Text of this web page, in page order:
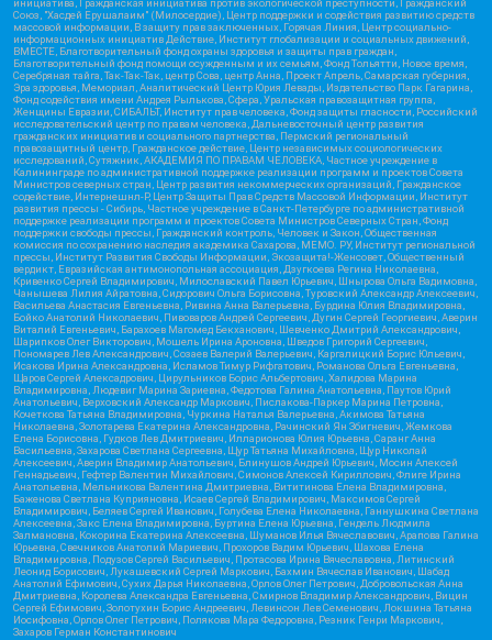
инициатива, Гражданская инициатива против экологической преступности, Гражданский
Союз, "Хасдей Ерушалаим" (Милосердие), Центр поддержки и содействия развитию средств
массовой информации, В защиту прав заключенных, Горячая Линия, Центр социально-
информационных инициатив Действие, Институт глобализации и социальных движений,
ВМЕСТЕ, Благотворительный фонд охраны здоровья и защиты прав граждан,
Благотворительный фонд помощи осужденным и их семьям, Фонд Тольятти, Новое время,
Серебряная тайга, Так-Так-Так, центр Сова, центр Анна, Проект Апрель, Самарская губерния,
Эра здоровья, Мемориал, Аналитический Центр Юрия Левады, Издательство Парк Гагарина,
Фонд содействия имени Андрея Рылькова, Сфера, Уральская правозащитная группа,
Женщины Евразии, СИБАЛЬТ, Институт прав человека, Фонд защиты гласности, Российский
исследовательский центр по правам человека, Дальневосточный центр развития
гражданских инициатив и социального партнерства, Пермский региональный
правозащитный центр, Гражданское действие, Центр независимых социологических
исследований, Сутяжник, АКАДЕМИЯ ПО ПРАВАМ ЧЕЛОВЕКА, Частное учреждение в
Калининграде по административной поддержке реализации программ и проектов Совета
Министров северных стран, Центр развития некоммерческих организаций, Гражданское
содействие, Интернешнл-Р, Центр Защиты Прав Средств Массовой Информации, Институт
развития прессы - Сибирь, Частное учреждение в Санкт-Петербурге по административной
поддержке реализации программ и проектов Совета Министров Северных Стран, Фонд
поддержки свободы прессы, Гражданский контроль, Человек и Закон, Общественная
комиссия по сохранению наследия академика Сахарова, МЕМО. РУ, Институт региональной
прессы, Институт Развития Свободы Информации, Экозащита!-Женсовет, Общественный
вердикт, Евразийская антимонопольная ассоциация, Дзугкоева Регина Николаевна,
Кривенко Сергей Владимирович, Милославский Павел Юрьевич, Шнырова Ольга Вадимовна,
Чанышева Лилия Айратовна, Сидорович Ольга Борисовна, Туровский Александр Алексеевич,
Васильева Анастасия Евгеньевна, Ривина Анна Валерьевна, Бурдина Юлия Владимировна,
Бойко Анатолий Николаевич, Пивоваров Андрей Сергеевич, Дугин Сергей Георгиевич, Аверин
Виталий Евгеньевич, Барахоев Магомед Бекханович, Шевченко Дмитрий Александрович,
Шарипков Олег Викторович, Мошель Ирина Ароновна, Шведов Григорий Сергеевич,
Пономарев Лев Александрович, Созаев Валерий Валерьевич, Каргалицкий Борис Юльевич,
Исакова Ирина Александровна, Исламов Тимур Рифгатович, Романова Ольга Евгеньевна,
Щаров Сергей Алексадрович, Цирульников Борис Альбертович, Халидова Марина
Владимировна, Людевиг Марина Зариевна, Федотова Галина Анатольевна, Паутов Юрий
Анатольевич, Верховский Александр Маркович, Пислакова-Паркер Марина Петровна,
Кочеткова Татьяна Владимировна, Чуркина Наталья Валерьевна, Акимова Татьяна
Николаевна, Золотарева Екатерина Александровна, Рачинский Ян Збигневич, Жемкова
Елена Борисовна, Гудков Лев Дмитриевич, Илларионова Юлия Юрьевна, Саранг Анна
Васильевна, Захарова Светлана Сергеевна, Щур Татьяна Михайловна, Щур Николай
Алексеевич, Аверин Владимир Анатольевич, Блинушов Андрей Юрьевич, Мосин Алексей
Геннадьевич, Гефтер Валентин Михайлович, Симонов Алексей Кириллович, Флиге Ирина
Анатольевна, Мельникова Валентина Дмитриевна, Вититинова Елена Владимировна,
Баженова Светлана Куприяновна, Исаев Сергей Владимирович, Максимов Сергей
Владимирович, Беляев Сергей Иванович, Голубева Елена Николаевна, Ганнушкина Светлана
Алексеевна, Закс Елена Владимировна, Буртина Елена Юрьевна, Гендель Людмила
Залмановна, Кокорина Екатерина Алексеевна, Шуманов Илья Вячеславович, Арапова Галина
Юрьевна, Свечников Анатолий Мариевич, Прохоров Вадим Юрьевич, Шахова Елена
Владимировна, Подузов Сергей Васильевич, Протасова Ирина Вячеславовна, Литинский
Леонид Борисович, Лукашевский Сергей Маркович, Бахмин Вячеслав Иванович, Шабад
Анатолий Ефимович, Сухих Дарья Николаевна, Орлов Олег Петрович, Добровольская Анна
Дмитриевна, Королева Александра Евгеньевна, Смирнов Владимир Александрович, Вицин
Сергей Ефимович, Золотухин Борис Андреевич, Левинсон Лев Семенович, Локшина Татьяна
Иосифовна, Орлов Олег Петрович, Полякова Мара Федоровна, Резник Генри Маркович,
Захаров Герман Константинович